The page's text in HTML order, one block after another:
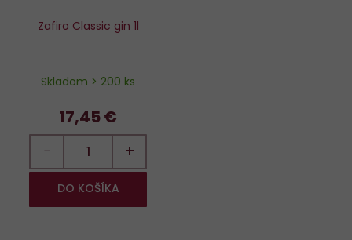
Zafiro Classic gin 1l
Skladom > 200 ks
17,45 €
− +
DO KOŠÍKA